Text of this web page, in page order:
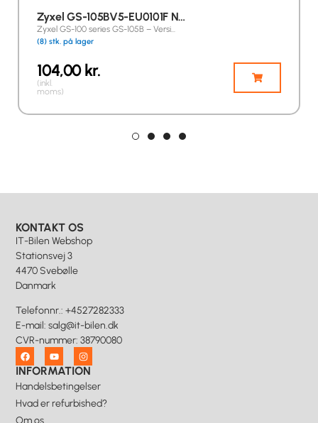
Zyxel GS-105BV5-EU0101F N…
Zyxel GS-100 series GS-105B – Versi…
(8) stk. på lager
104,00kr.
(inkl.
moms)
KONTAKT OS
IT-Bilen Webshop
Stationsvej 3
4470 Svebølle
Danmark
Telefonnr.: +4527282333
E-mail:salg@it-bilen.dk
CVR-nummer: 38790080
INFORMATION
Handelsbetingelser
Hvad er refurbished?